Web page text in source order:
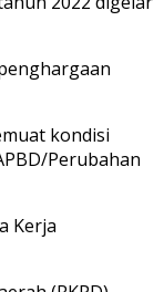
kondisi
Perubahan
Kerja